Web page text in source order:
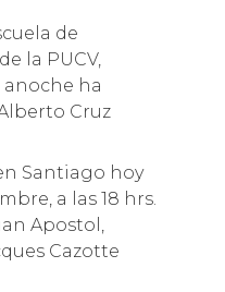
la PUCV,
ha
Cruz
Santiago hoy
a las 18 hrs.
Apostol,
Cazotte